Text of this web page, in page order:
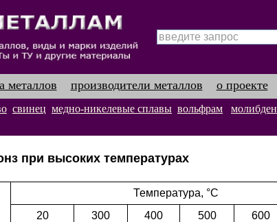
металлов производители металлов о проекте
свинец медно-никелевые сплавы вольфрам молибден
при высоких температурах
Температура, °С
20
300 400 500 600